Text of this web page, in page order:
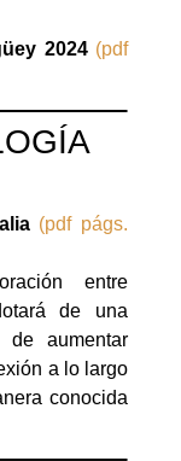
2024 (pdf
(pdf págs.
entre
de una
de aumentar
a lo largo
conocida